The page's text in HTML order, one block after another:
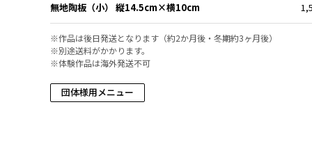
無地陶板（小） 縦14.5cm×横10cm
※作品は後日発送となります（約2か月後・冬期約3ヶ月後）
※別途送料がかかります。
※体験作品は海外発送不可
団体様用メニュー